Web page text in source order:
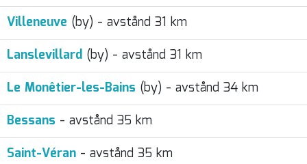
Villeneuve (by) - avstånd 31 km
Lanslevillard (by) - avstånd 31 km
Le Monêtier-les-Bains (by) - avstånd 34 km
Bessans - avstånd 35 km
Saint-Véran - avstånd 35 km